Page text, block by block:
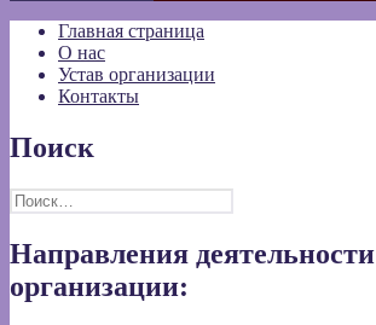
Главная страница
О нас
Устав организации
Контакты
Поиск
Найти:
Направления деятельности
организации: